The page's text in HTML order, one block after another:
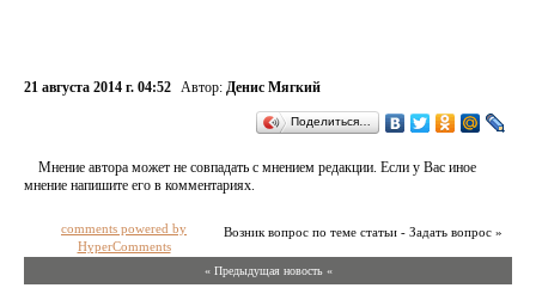
21 августа 2014 г. 04:52 Автор: Денис Мягкий
Поделиться…
Мнение автора может не совпадать с мнением редакции. Если у Вас иное
мнение напишите его в комментариях.
Возник вопрос по теме статьи - Задать вопрос »
comments powered by
HyperComments
« Предыдущая новость «